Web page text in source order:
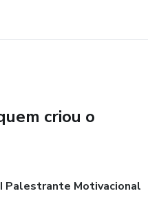
combustível e a aplicar o
Prepare-se para uma
para você após
entrega pode levar alguns
produção mais
práticas de ESG.
criou o
Palestrante Motivacional